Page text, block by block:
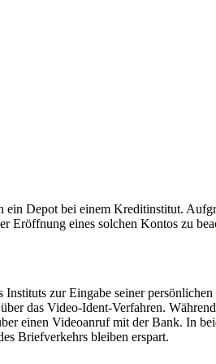
Depot bei einem Kreditinstitut.
Eröffnung eines solchen Kontos zu
zur Eingabe seiner
das Video-Ident-Verfahren.
einen Videoanruf mit der Bank. In
Briefverkehrs bleiben erspart.